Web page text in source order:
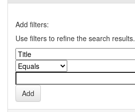
Add filters:
Use filters to refine the search results.